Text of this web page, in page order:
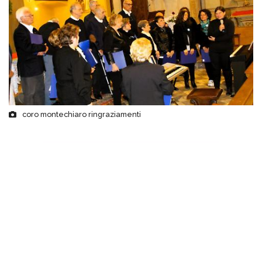
coro montechiaro ringraziamenti